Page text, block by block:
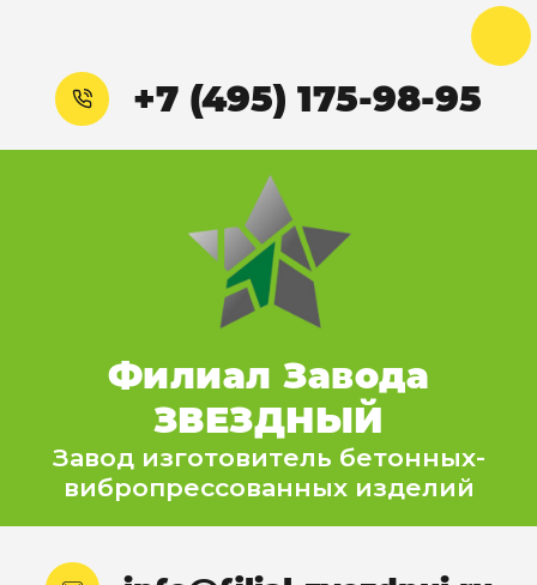
+7 (495) 175-98-95
Филиал Завода
ЗВЕЗДНЫЙ
Завод изготовитель бетонных-
вибропрессованных изделий